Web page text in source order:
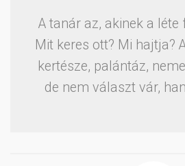
A tanár az, akinek a
Mit keres ott? Mi hajtja?
kertésze, palántáz,
de nem választ vár,